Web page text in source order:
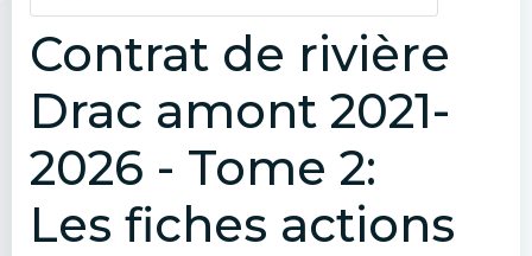
Contrat de rivière
Drac amont 2021-
2026 - Tome 2:
Les fiches actions